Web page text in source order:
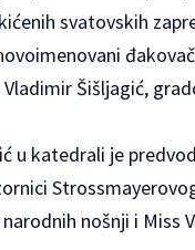
svatovskih
Šišljagić,
u katedrali je
nošnji i Miss